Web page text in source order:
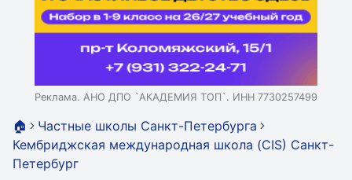
Реклама. АНО ДПО `АКАДЕМИЯ ТОП`. ИНН 7730257499
🏠
Частные школы Санкт-Петербурга
Кембриджская международная школа (CIS) Санкт-
Петербург